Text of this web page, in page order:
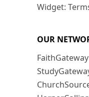
Widget:
OUR
FaithGateway